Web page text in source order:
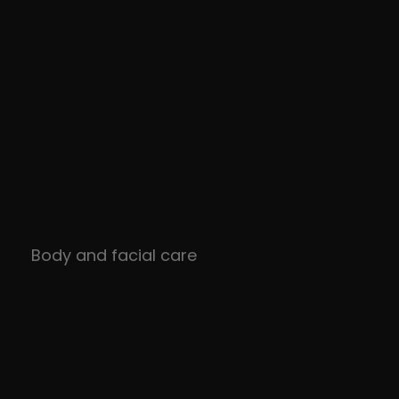
Body and facial care